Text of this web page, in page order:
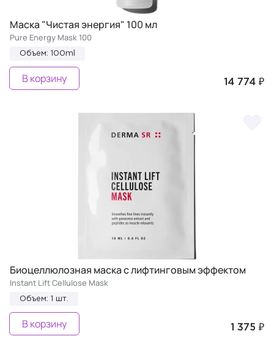
Маска "Чистая энергия" 100 мл
Pure Energy Mask 100
Объем: 100ml
14 774 ₽
В корзину
Биоцеллюлозная маска с лифтинговым эффектом
Instant Lift Cellulose Mask
Объем: 1 шт.
1 375 ₽
В корзину